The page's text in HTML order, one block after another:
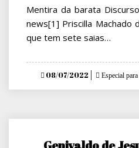
Mentira da barata
news[1] Priscilla Machado
que tem sete saias…
Posted
08/07/2022 Especial